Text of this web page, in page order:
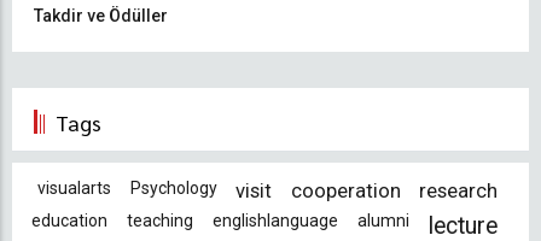
Takdir ve Ödüller
Tags
visualarts Psychology visit cooperation research
education teaching englishlanguage alumni lecture